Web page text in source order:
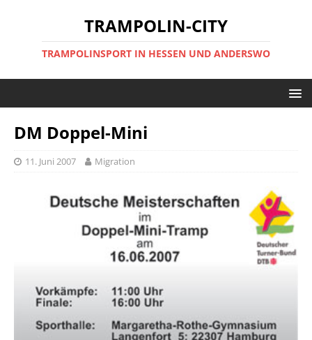
TRAMPOLIN-CITY
TRAMPOLINSPORT IN HESSEN UND ANDERSWO
DM Doppel-Mini
11. Juni 2007 Migration